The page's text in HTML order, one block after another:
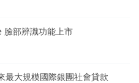
部辨識功能上市
最大規模國際銀團社會貸款